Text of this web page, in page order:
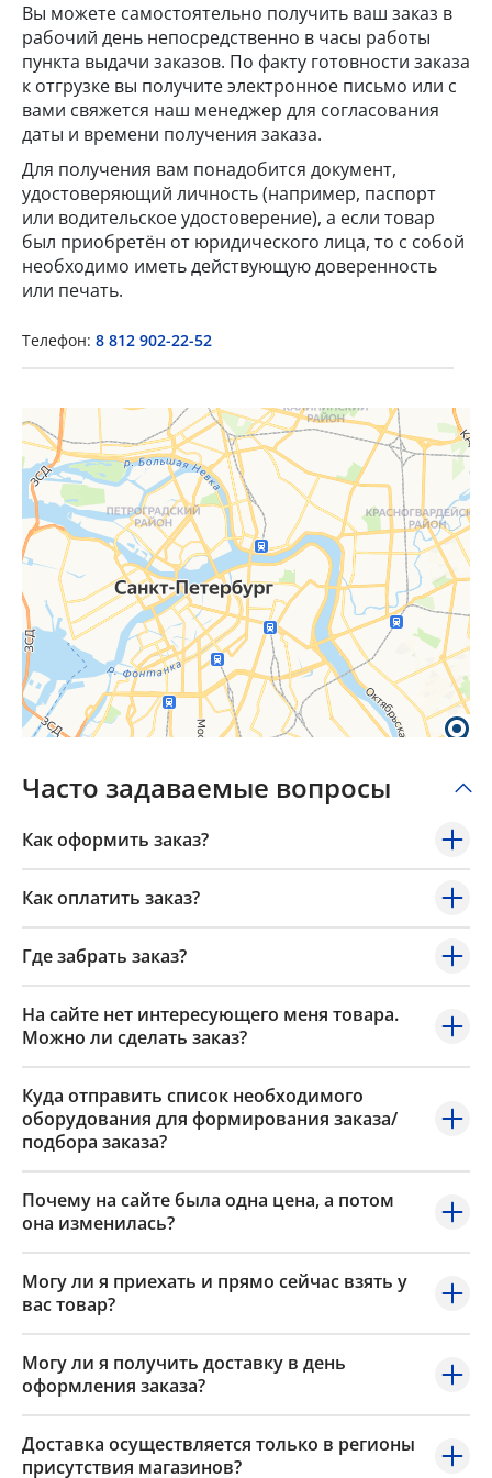
Вы можете самостоятельно получить ваш заказ в
рабочий день непосредственно в часы работы
пункта выдачи заказов. По факту готовности заказа
к отгрузке вы получите электронное письмо или с
вами свяжется наш менеджер для согласования
даты и времени получения заказа.
Для получения вам понадобится документ,
удостоверяющий личность (например, паспорт
или водительское удостоверение), а если товар
был приобретён от юридического лица, то с собой
необходимо иметь действующую доверенность
или печать.
Телефон: 8 812 902-22-52
Часто задаваемые вопросы
Как оформить заказ?
Как оплатить заказ?
Где забрать заказ?
На сайте нет интересующего меня товара.
Можно ли сделать заказ?
Куда отправить список необходимого
оборудования для формирования заказа/
подбора заказа?
Почему на сайте была одна цена, а потом
она изменилась?
Могу ли я приехать и прямо сейчас взять у
вас товар?
Могу ли я получить доставку в день
оформления заказа?
Доставка осуществляется только в регионы
присутствия магазинов?
Popup Title
×
Popup Content